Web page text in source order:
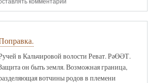
в Кальчировой волости Реват. РәӨӘТ.
он быть земля. Возможная граница,
вотчины родов в племени